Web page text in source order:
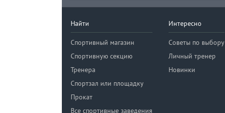
Найти
Спортивный магазин
Спортивную секцию
Тренера
Спортзал или площадку
Прокат
Все спортивные заведения
Интересно
Советы по выбору
Личный тренер
Новинки